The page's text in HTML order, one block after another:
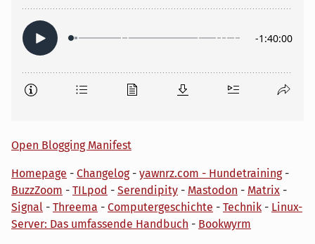
Open Blogging Manifest
Homepage - Changelog- yawnrz.com - Hundetraining-
BuzzZoom - TILpod - Serendipity - Mastodon - Matrix -
Signal - Threema - Computergeschichte - Technik - Linux-
Server: Das umfassende Handbuch - Bookwyrm